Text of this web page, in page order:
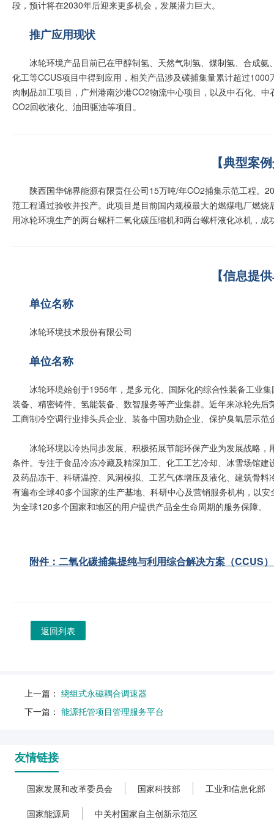
段，预计将在2030年后迎来更多机会，发展潜力巨大。
推广应用现状
冰轮环境产品目前已在甲醇制氢、天然气制氢、煤制氢、合成
化工等CCUS项目中得到应用，相关产品涉及碳捕集量累计超过
肉制品加工项目，广州港南沙港CO2物流中心项目，以及中石化、
CO2回收液化、油田驱油等项目。
【典型案
陕西国华锦界能源有限责任公司15万吨/年CO2捕集示范工程。
范工程通过验收并投产。此项目是目前国内规模最大的燃煤电厂燃
用冰轮环境生产的两台螺杆二氧化碳压缩机和两台螺杆液化冰机，
【信息提
单位名称
冰轮环境技术股份有限公司
单位名称
冰轮环境始创于1956年，是多元化、国际化的综合性装备工业
装备、精密铸件、氢能装备、数智服务等产业集群。近年来冰轮先
工商制冷空调行业排头兵企业、装备中国功勋企业、保护臭氧层示范
冰轮环境以冷热同步发展、积极拓展节能环保产业为发展战略
条件。专注于食品冷冻冷藏及精深加工、化工工艺冷却、冰雪场馆
及药品冻干、科研温控、风洞模拟、工艺气体增压及液化、建筑骨
有遍布全球40多个国家的生产基地、科研中心及营销服务机构，以
为全球120多个国家和地区的用户提供产品全生命周期的服务保障。
附件：二氧化碳捕集提纯与利用综合解决方案（CCUS
返回列表
上一篇： 绕组式永磁耦合调速器
下一篇： 能源托管项目管理服务平台
友情链接
国家发展和改革委员会 国家科技部 工业和信息化部
国家能源局 中关村国家自主创新示范区